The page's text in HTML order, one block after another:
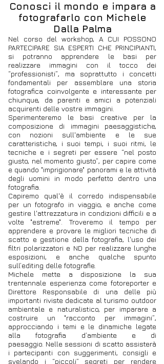
Conosci il mondo e impara a
fotografarlo con Michele
Dalla Palma
Nel corso del workshop, A CUI POSSONO
PARTECIPARE SIA ESPERTI CHE PRINCIPIANTI,
si potranno apprendere le basi per
realizzare immagini con il tocco dei
“professionisti”, ma soprattutto i concetti
fondamentali per assemblare una storia
fotografica coinvolgente e interessante per
chiunque, da parenti e amici a potenziali
acquirenti delle vostre immagini.
Sperimenteremo le basi creative per la
composizione di immagini paesaggistiche,
con nozioni sull'ambiente e le sue
caratteristiche, i suoi tempi, i suoi ritmi, le
tecniche e i segreti per essere “nel posto
giusto, nel momento giusto”, per capire come
e quando "imprigionare" panorami e le attività
degli uomini in modo perfetto dentro una
fotografia.
Capiremo qual'è il corredo indispensabile
per un fotografo in viaggio, e anche come
gestire l'attrezzatura in condizioni difficili e a
volte "estreme".Troveremo il tempo per
apprendere e provare le migliori tecniche di
scatto e gestione della fotografia, l'uso dei
filtri polarizzatori e ND per realizzare lunghe
esposizioni, e anche qualche spunto
sull’editing delle fotografie.
Michele mette a disposizione la sua
trentennale esperienza come fotoreporter e
Direttore Responsabile di una delle più
importanti riviste dedicate al turismo outdoor
ambientale e naturalistico, per imparare a
costruire un "racconto per immagini”,
approcciando i temi e le dinamiche legate
alla fotografia d’ambiente e di
paesaggio. Nelle sessioni di scatto assisterà
i partecipanti con suggerimenti, consigli e
svelando i “piccoli” segreti per rendere